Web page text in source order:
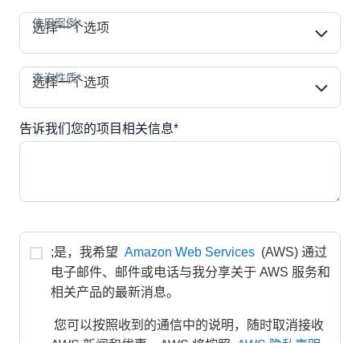
使用案例*
选择一个选项
查询性质*
选择一个选项
告诉我们您的项目相关信息*
;是，我希望 Amazon Web Services (AWS) 通过
电子邮件、邮件或电话与我分享关于 AWS 服务和
相关产品的最新消息。